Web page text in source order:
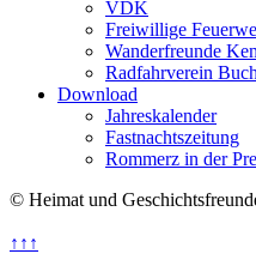
VDK
Freiwillige
Wanderfreunde
Radfahrverein
Download
Jahreskalender
Fastnachtszeitung
Rommerz in der
© Heimat und
↑↑↑